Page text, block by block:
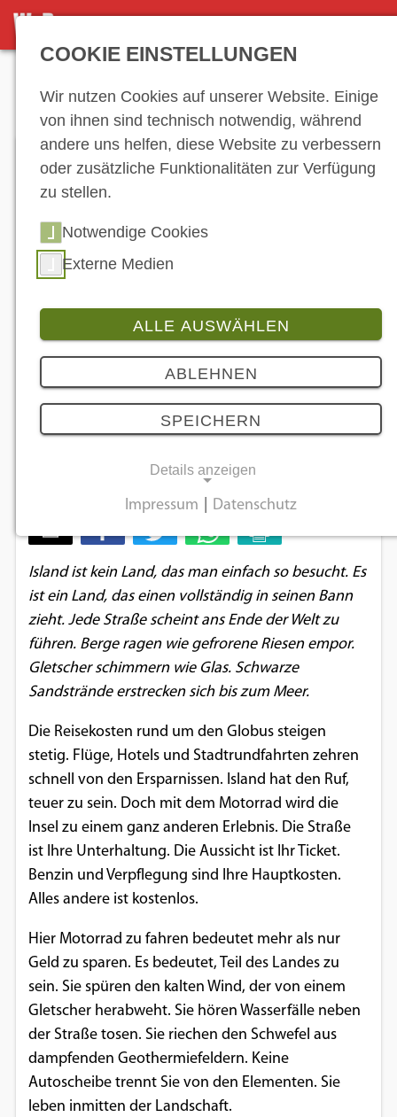
DETAILSEITE
Schönheit Islands
Island ist kein Land, das man einfach so besucht. Es
ist ein Land, das einen vollständig in seinen Bann
zieht. Jede Straße scheint ans Ende der Welt zu
führen. Berge ragen wie gefrorene Riesen empor.
Gletscher schimmern wie Glas. Schwarze
Sandstrände erstrecken sich bis zum Meer.
Die Reisekosten rund um den Globus steigen
stetig. Flüge, Hotels und Stadtrundfahrten zehren
schnell von den Ersparnissen. Island hat den Ruf,
teuer zu sein. Doch mit dem Motorrad wird die
Insel zu einem ganz anderen Erlebnis. Die Straße
ist Ihre Unterhaltung. Die Aussicht ist Ihr Ticket.
Benzin und Verpflegung sind Ihre Hauptkosten.
Alles andere ist kostenlos.
Hier Motorrad zu fahren bedeutet mehr als nur
Geld zu sparen. Es bedeutet, Teil des Landes zu
sein. Sie spüren den kalten Wind, der von einem
Gletscher herabweht. Sie hören Wasserfälle neben
der Straße tosen. Sie riechen den Schwefel aus
dampfenden Geothermiefeldern. Keine
Autoscheibe trennt Sie von den Elementen. Sie
leben inmitten der Landschaft.
COOKIE EINSTELLUNGEN
Wir nutzen Cookies auf unserer Website. Einige
von ihnen sind technisch notwendig, während
andere uns helfen, diese Website zu verbessern
oder zusätzliche Funktionalitäten zur Verfügung
zu stellen.
Notwendige Cookies
Externe Medien
ALLE AUSWÄHLEN
ABLEHNEN
SPEICHERN
Details anzeigen
grundlegende Funktionen und sind für die
einwandfreie Funktion der Website
erforderlich.
Einverständnis-Cookie
cookie_consent
Zweck:
Dieser Cookie speichert die ausgewählten
Einverständnis-Optionen des Benutzers
Cookie Laufzeit:
1 Jahr
EXTERNE MEDIEN
Um Inhalte von Videoplattformen und
Social Media Plattformen anzeigen zu
können, werden von diesen externen
Medien Cookies gesetzt.
YouTube
Impressum Datenschutz